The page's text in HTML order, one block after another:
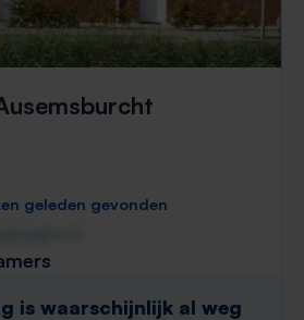
geleden gevonden
is waarschijnlijk al weg